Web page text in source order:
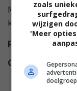
Maar ook het
keerzijde.
Regie
Cast
zoals
wijzigen
'Meer